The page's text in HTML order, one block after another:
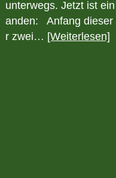
unterwegs. Jetzt ist
anden: Anfang dieser
r zwei… [Weiterlesen]